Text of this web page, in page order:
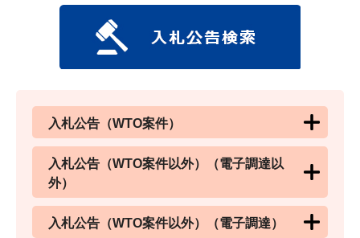
入札公告（WTO案件）
入札公告（WTO案件以外）（電子調達以
外）
入札公告（WTO案件以外）（電子調達）